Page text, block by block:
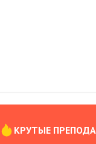
КРУТЫЕ